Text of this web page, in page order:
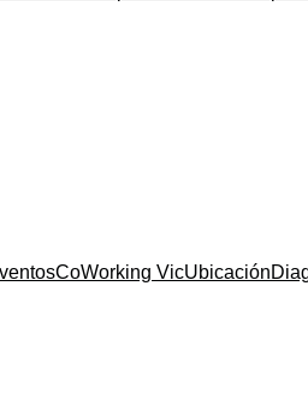
CoWorking VicUbicación